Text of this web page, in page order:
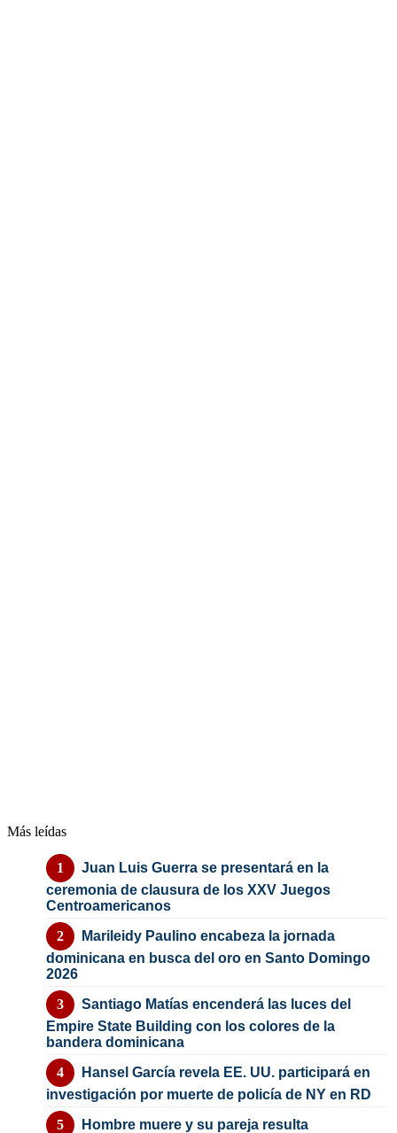
Más leídas
Juan Luis Guerra se presentará en la
ceremonia de clausura de los XXV Juegos
Centroamericanos
Marileidy Paulino encabeza la jornada
dominicana en busca del oro en Santo Domingo
2026
Santiago Matías encenderá las luces del
Empire State Building con los colores de la
bandera dominicana
Hansel García revela EE. UU. participará en
investigación por muerte de policía de NY en RD
Hombre muere y su pareja resulta